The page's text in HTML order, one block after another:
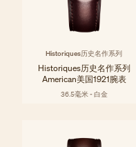
Historiques历史名作系列
Historiques历史名作系列
American美国1921腕表
36.5毫米 - 白金